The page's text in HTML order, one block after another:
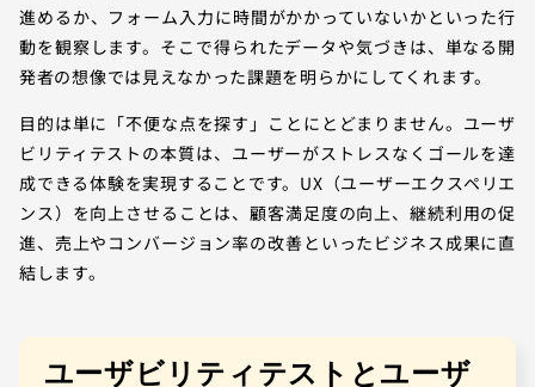
進めるか、フォーム入力に時間がかかっていないかといった行
動を観察します。そこで得られたデータや気づきは、単なる開
発者の想像では見えなかった課題を明らかにしてくれます。
目的は単に「不便な点を探す」ことにとどまりません。ユーザ
ビリティテストの本質は、ユーザーがストレスなくゴールを達
成できる体験を実現することです。UX（ユーザーエクスペリエ
ンス）を向上させることは、顧客満足度の向上、継続利用の促
進、売上やコンバージョン率の改善といったビジネス成果に直
結します。
ユーザビリティテストとユーザ